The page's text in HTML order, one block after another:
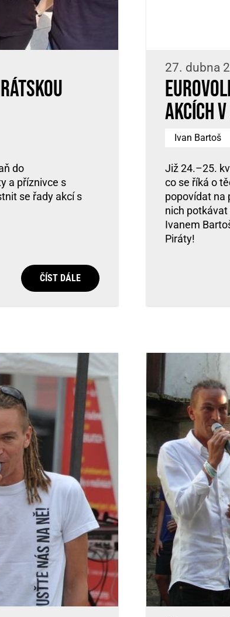
do
a příznivce s
se řady akcí s
ČÍST DÁLE
27. dubna
akcích
Ivan Bartoš
Již 24.–25.
co se říká o
popovídat na
nich
Ivanem
Piráty!